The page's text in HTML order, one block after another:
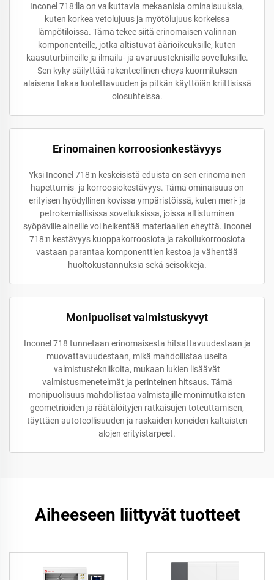
Inconel 718:lla on vaikuttavia mekaanisia ominaisuuksia,
kuten korkea vetolujuus ja myötölujuus korkeissa
lämpötiloissa. Tämä tekee siitä erinomaisen valinnan
komponenteille, jotka altistuvat äärioikeuksille, kuten
kaasuturbiineille ja ilmailu- ja avaruusteknisille sovelluksille.
Sen kyky säilyttää rakenteellinen eheys kuormituksen
alaisena takaa luotettavuuden ja pitkän käyttöiän kriittisissä
olosuhteissa.
Erinomainen korroosionkestävyys
Yksi Inconel 718:n keskeisistä eduista on sen erinomainen
hapettumis- ja korroosiokestävyys. Tämä ominaisuus on
erityisen hyödyllinen kovissa ympäristöissä, kuten meri- ja
petrokemiallisissa sovelluksissa, joissa altistuminen
syöpäville aineille voi heikentää materiaalien eheyttä. Inconel
718:n kestävyys kuoppakorroosiota ja rakoilukorroosiota
vastaan parantaa komponenttien kestoa ja vähentää
huoltokustannuksia sekä seisokkeja.
Monipuoliset valmistuskyvyt
Inconel 718 tunnetaan erinomaisesta hitsattavuudestaan ja
muovattavuudestaan, mikä mahdollistaa useita
valmistustekniikoita, mukaan lukien lisäävät
valmistusmenetelmät ja perinteinen hitsaus. Tämä
monipuolisuus mahdollistaa valmistajille monimutkaisten
geometrioiden ja räätälöityjen ratkaisujen toteuttamisen,
täyttäen autoteollisuuden ja raskaiden koneiden kaltaisten
alojen erityistarpeet.
Aiheeseen liittyvät tuotteet